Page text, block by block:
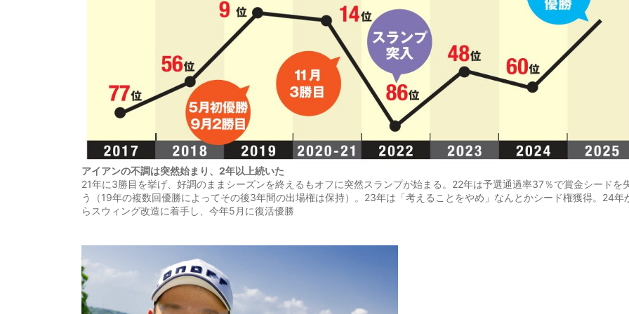
アイアンの不調は突然始まり、2年以上続いた
21年に3勝目を挙げ、好調のままシーズンを終えるもオフに突然スランプが始まる。22年は予選通過率37％で賞金シードを
う（19年の複数回優勝によってその後3年間の出場権は保持）。23年は「考えることをやめ」なんとかシード権獲得。24年
らスウィング改造に着手し、今年5月に復活優勝